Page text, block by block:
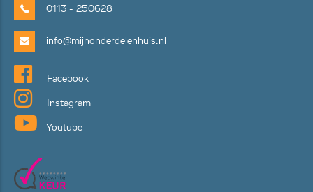
0113 - 250628
info@mijnonderdelenhuis.nl
Facebook
Instagram
Youtube